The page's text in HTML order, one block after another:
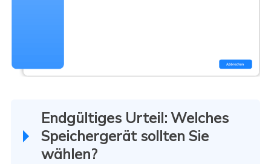
Endgültiges Urteil: Welches
Speichergerät sollten Sie
wählen?